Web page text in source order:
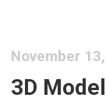
November
3D